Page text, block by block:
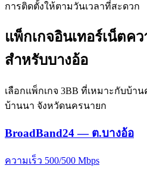
การติดตั้งให้ตามวันเวลาที่สะดวก
แพ็กเกจอินเทอร์เน็ตค
สำหรับบางอ้อ
เลือกแพ็กเกจ 3BB ที่เหมาะกับบ้า
บ้านนา จังหวัดนครนายก
BroadBand24 — ต.บางอ้อ
ความเร็ว 500/500 Mbps